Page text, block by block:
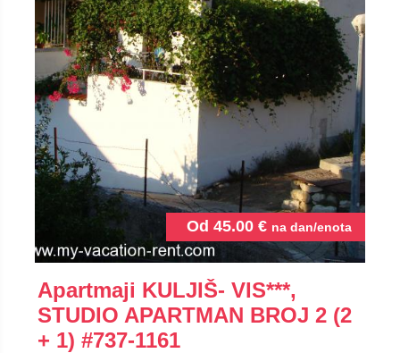
Od 45.00 € na dan/enota
Apartmaji KULJIŠ- VIS***,
STUDIO APARTMAN BROJ 2 (2
+ 1) #737-1161